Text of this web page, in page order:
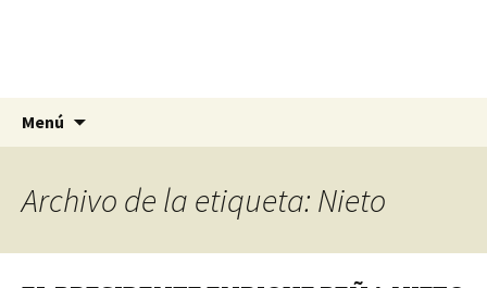
La Yunta de Tepic
La nueva opción en información
Menú
Archivo de la etiqueta: Nieto